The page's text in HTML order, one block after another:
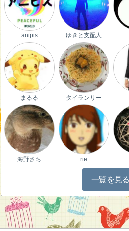
anipis ゆきと支配人
まるる タイランリー
海野さち rie
一覧を見る